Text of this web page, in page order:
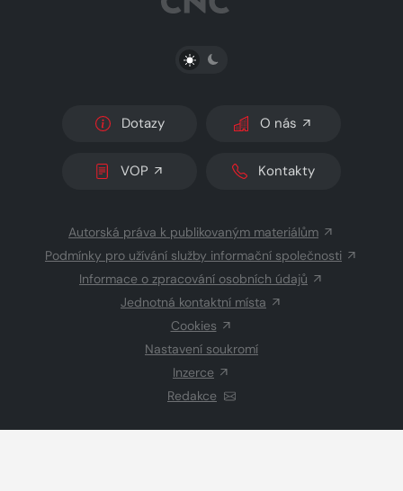
PŘEPNOUT SVĚTLÝ/TMAVÝ REŽIM
Dotazy O nás
VOP Kontakty
Autorská práva k publikovaným materiálům
Podmínky pro užívání služby informační společnosti
Informace o zpracování osobních údajů
Jednotná kontaktní místa
Cookies
Nastavení soukromí
Inzerce
Redakce